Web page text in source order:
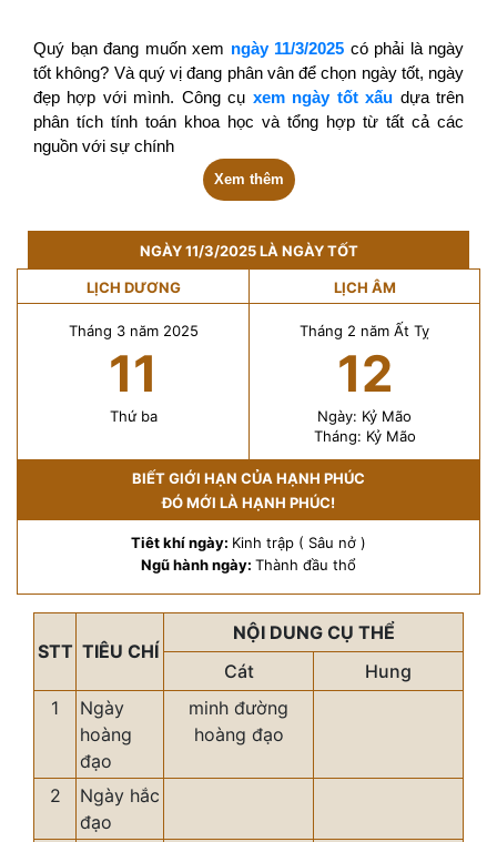
Quý bạn đang muốn xem ngày 11/3/2025 có phải là ngày
tốt không? Và quý vị đang phân vân để chọn ngày tốt, ngày
đẹp hợp với mình. Công cụ xem ngày tốt xấu dựa trên
phân tích tính toán khoa học và tổng hợp từ tất cả các
nguồn với sự chính
Xem thêm
NGÀY 11/3/2025 LÀ NGÀY TỐT
LỊCH DƯƠNG LỊCH ÂM
Tháng 3 năm 2025
11
Thứ ba
Tháng 2 năm Ất Tỵ
12
Ngày: Kỷ Mão
Tháng: Kỷ Mão
BIẾT GIỚI HẠN CỦA HẠNH PHÚC
ĐÓ MỚI LÀ HẠNH PHÚC!
Tiêt khí ngày: Kinh trập ( Sâu nở )
Ngũ hành ngày: Thành đầu thổ
STT TIÊU CHÍ
NỘI DUNG CỤ THỂ
Cát
Hung
1
Ngày
hoàng
đạo
minh đường
hoàng đạo
2
Ngày hắc
đạo